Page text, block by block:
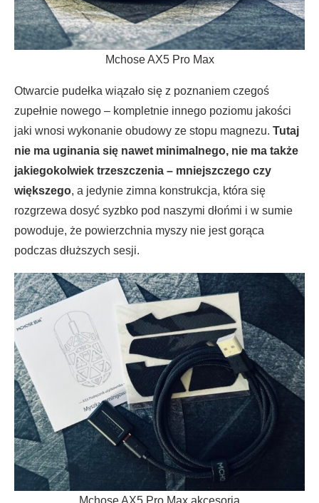
Mchose AX5 Pro Max
Otwarcie pudełka wiązało się z poznaniem czegoś
zupełnie nowego – kompletnie innego poziomu jakości
jaki wnosi wykonanie obudowy ze stopu magnezu. Tutaj
nie ma uginania się nawet minimalnego, nie ma także
jakiegokolwiek trzeszczenia – mniejszczego czy
większego, a jedynie zimna konstrukcja, która się
rozgrzewa dosyć syzbko pod naszymi dłońmi i w sumie
powoduje, że powierzchnia myszy nie jest gorąca
podczas dłuższych sesji.